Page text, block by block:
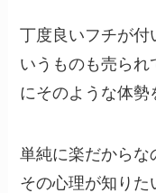
丁度良いフチが付
いうものも売ら
にそのような体勢
単純に楽だからな
その心理が知りた